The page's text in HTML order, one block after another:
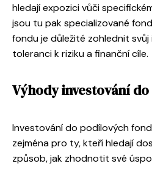
hledají expozici vůči
jsou tu pak specializované
fondu je důležité zohlednit
toleranci k riziku a finanční cíle.
Výhody investování
Investování do podílových
zejména pro ty, kteří hledají
způsob, jak zhodnotit své